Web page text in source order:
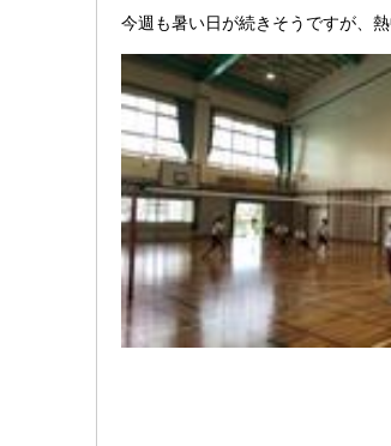
今週も暑い日が続きそうですが、